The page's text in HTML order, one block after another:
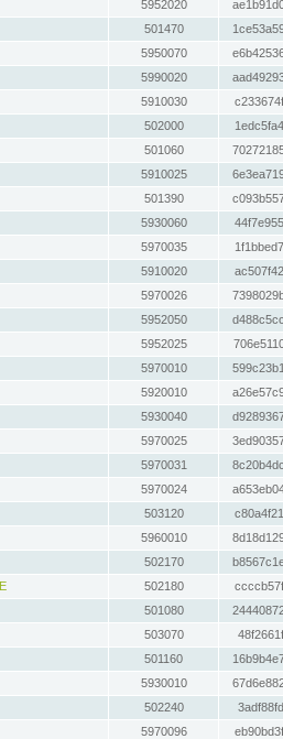
5952020
501470
5950070
5990020
5910030
502000
501060
5910025
501390
5930060
5970035
5910020
5970026
5952050
5952025
5970010
5920010
5930040
5970025
5970031
5970024
503120
5960010
502170
502180
501080
503070
501160
5930010
502240
5970096